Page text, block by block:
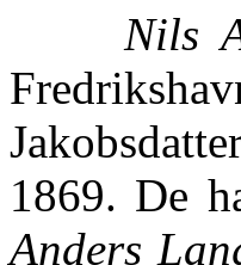
Nils
1869. De
Anders